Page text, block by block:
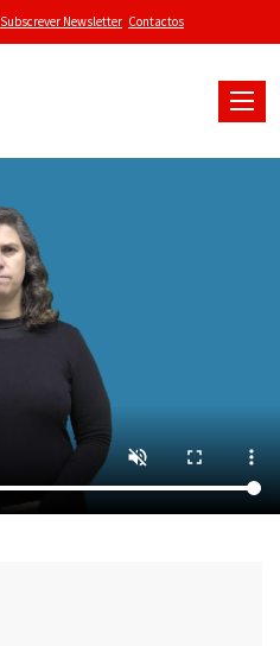
Subscrever Newsletter Contactos
Toggle